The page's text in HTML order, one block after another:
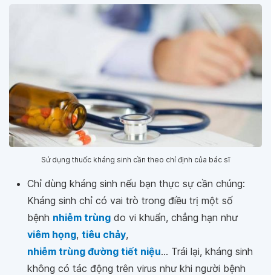
Sử dụng thuốc kháng sinh cần theo chỉ định của bác sĩ
Chỉ dùng kháng sinh nếu bạn thực sự cần chúng:
Kháng sinh chỉ có vai trò trong điều trị một số
bệnh nhiễm trùng do vi khuẩn, chẳng hạn như
viêm họng, tiêu chảy,
nhiễm trùng đường tiết niệu... Trái lại, kháng sinh
không có tác động trên virus như khi người bệnh